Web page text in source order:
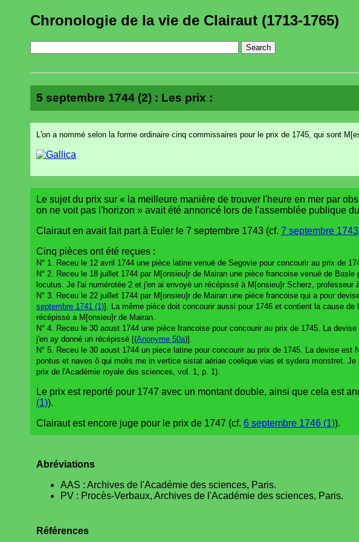
Chronologie de la vie de Clairaut (1713-1765)
5 septembre 1744 (2) : Les prix :
L'on a nommé selon la forme ordinaire cinq commissaires pour le prix de 1745, qui sont
Le sujet du prix sur « la meilleure manière de trouver l'heure en mer par
on ne voit pas l'horizon » avait été annoncé lors de l'assemblée publique
Clairaut en avait fait part à Euler le 7 septembre 1743 (cf. 7 septembre
Cinq pièces ont été reçues :
N° 1. Receu le 12 avril 1744 une pièce latine venuë de Segovie pour concourir au prix de
N° 2. Receu le 18 juillet 1744 par M[onsieu]r de Mairan une pièce francoise venuë de
locutus. Je l'ai numérotée 2 et j'en ai envoyé un récépissé à M[onsieu]r Scherz, professeur
N° 3. Receu le 22 juillet 1744 par M[onsieu]r de Mairan une pièce francoise qui a pour
septembre 1741 (1)]. La même pièce doit concourir aussi pour 1746 et contient la cause
récépissé a M[onsieu]r de Mairan.
N° 4. Receu le 30 aoust 1744 une pièce francoise pour concourir au prix de 1745. La
j'en ay donné un récépissé [(Anonyme 50a)].
N° 5. Receu le 30 aoust 1744 un piece latine pour concourir au prix de 1745. La devise
pontus et naves ô qui molis me in vertice sistat aëriae coelique vias et sydera monstret.
prix de l'Académie royale des sciences, vol. 1, p. 1).
Le prix est reporté pour 1747 avec un montant double, ainsi que cela est
(1)).
Clairaut est encore juge pour le prix de 1747 (cf. 6 septembre 1746 (1)).
Abréviations
AAS : Archives de l'Académie des sciences, Paris.
PV : Procès-Verbaux, Archives de l'Académie des sciences, Paris.
Références